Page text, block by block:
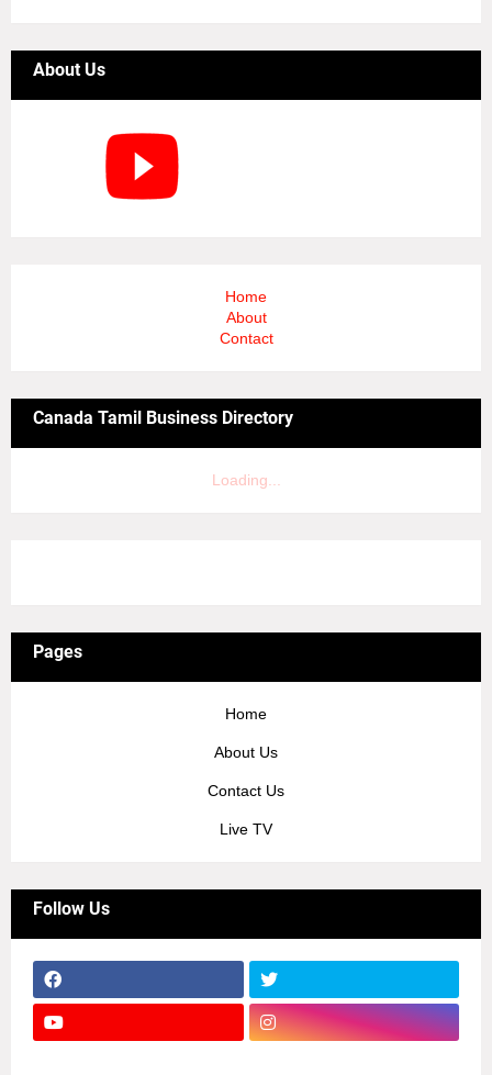
About Us
Home
About
Contact
Canada Tamil Business Directory
Loading...
Pages
Home
About Us
Contact Us
Live TV
Follow Us